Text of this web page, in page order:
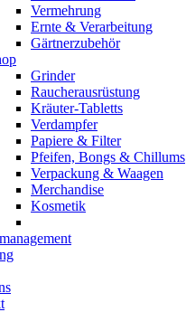
Vermehrung
Ernte & Verarbeitung
Gärtnerzubehör
Grinder
Raucherausrüstung
Kräuter-Tabletts
Verdampfer
Papiere & Filter
Pfeifen, Bongs & Chillums
Verpackung & Waagen
Merchandise
Kosmetik